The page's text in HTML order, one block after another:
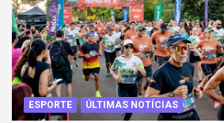
ESPORTE ÚLTIMAS NOTÍCIAS